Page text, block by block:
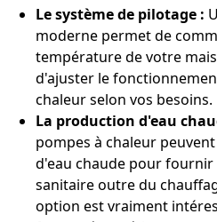
Le système de pilotage :
moderne permet de
température de votre
d'ajuster le
chaleur selon vos besoins.
La production d'eau
pompes à chaleur
d'eau chaude pour fournir
sanitaire outre du
option est vraiment